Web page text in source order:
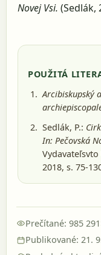
Novej Vsi. (Sedlák,
POUŽITÁ
Arcibiskupský
Sedlák, P.:
In: Pečovská
2018, s. 75-
Prečítané: 985
Publikované: 21.